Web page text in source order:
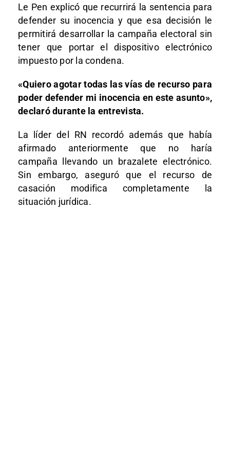
Le Pen explicó que recurrirá la sentencia para
defender su inocencia y que esa decisión le
permitirá desarrollar la campaña electoral sin
tener que portar el dispositivo electrónico
impuesto por la condena.
«Quiero agotar todas las vías de recurso para
poder defender mi inocencia en este asunto»,
declaró durante la entrevista.
La líder del RN recordó además que había
afirmado anteriormente que no haría
campaña llevando un brazalete electrónico.
Sin embargo, aseguró que el recurso de
casación modifica completamente la
situación jurídica.